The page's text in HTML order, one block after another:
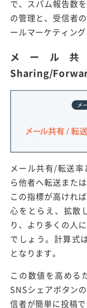
で、スパム報告数
の管理と、受信者
ールマーケティン
メール
Sharing/
メール共有/転送
ら他者へ転送また
この指標が高けれ
心をとらえ、拡散
り、より多くの人
でしょう。計算
となります。
この数値を高める
SNSシェアボタン
信者が簡単に投稿